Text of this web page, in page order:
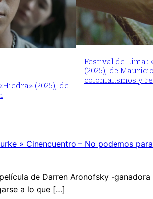
(2025), de
Festival de Lima:
(2025), de
colonialismos y
» Cinencuentro – No podemos
de Darren Aronofsky -
a lo que […]